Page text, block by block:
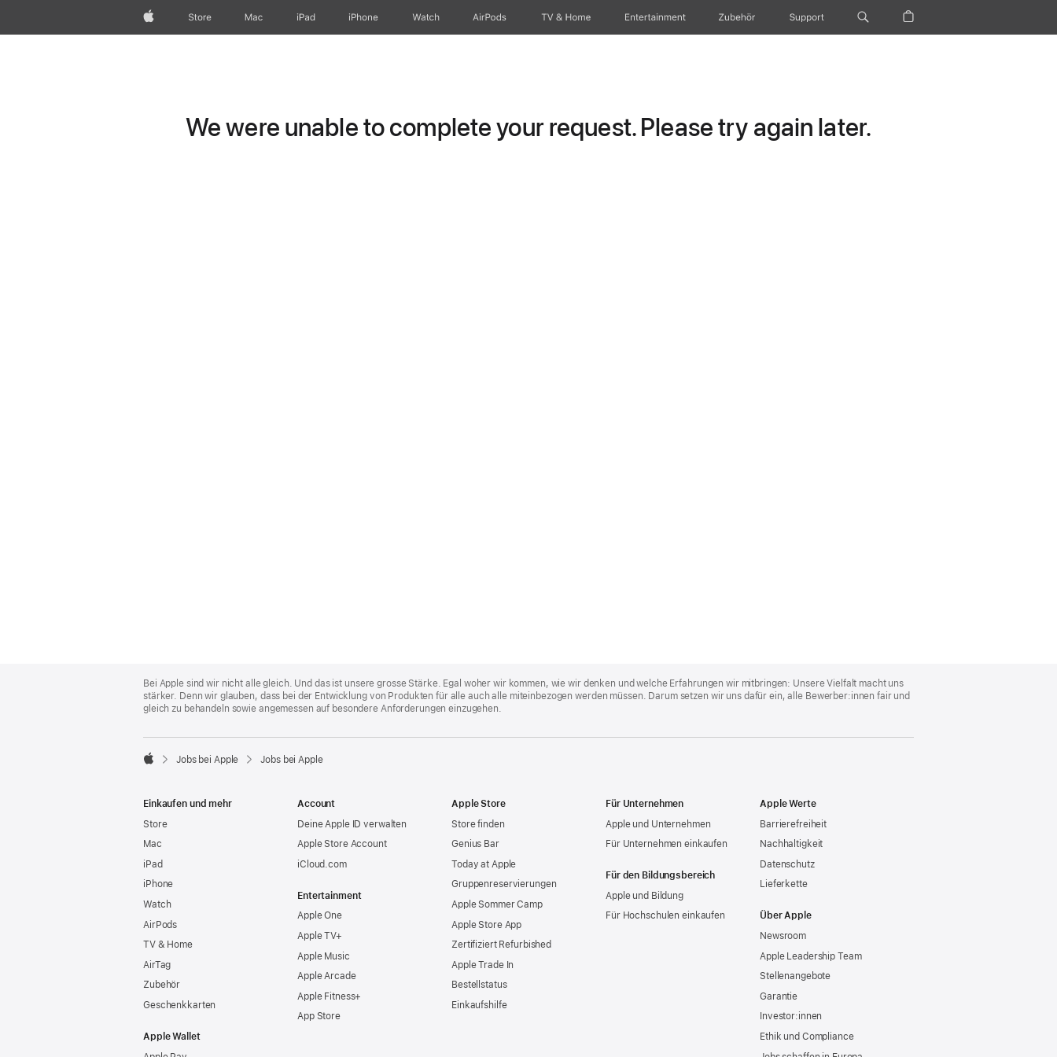
Apple Store Mac iPad iPhone Watch AirPods TV & Home Entertainment Zubehör Support
We were unable to complete your request. Please try again later.
Footer
Bei Apple sind wir nicht alle gleich. Und das ist unsere grosse Stärke. Egal woher wir kommen, wie wir denken und welche Erfahrungen wir mitbringen: Unsere Vielfalt macht uns
stärker. Denn wir glauben, dass bei der Entwicklung von Produkten für alle auch alle miteinbezogen werden müssen. Darum setzen wir uns dafür ein, alle Bewerber:innen fair und
gleich zu behandeln sowie angemessen auf besondere Anforderungen einzugehen.

Jobs bei Apple Jobs bei Apple
Einkaufen und mehr
Store
Mac
iPad
iPhone
Watch
AirPods
TV & Home
AirTag
Zubehör
Geschenkkarten
Apple Wallet
Account
Deine Apple ID verwalten
Apple Store Account
iCloud.com
Entertainment
Apple One
Apple TV+
Apple Music
Apple Arcade
Apple Fitness+
App Store
Apple Store
Store finden
Genius Bar
Today at Apple
Gruppen­reservierungen
Apple Sommer Camp
Apple Store App
Zertifiziert Refurbished
Apple Trade In
Bestellstatus
Einkaufshilfe
Für Unternehmen
Apple und Unternehmen
Für Unternehmen einkaufen
Für den Bildungsbereich
Apple und Bildung
Für Hochschulen einkaufen
Apple Werte
Barrierefreiheit
Nachhaltigkeit
Datenschutz
Lieferkette
Über Apple
Newsroom
Apple Leadership Team
Stellenangebote
Garantie
Investor:innen
Ethik und Compliance